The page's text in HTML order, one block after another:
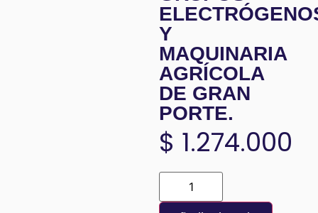
Y
MAQUINARIA
AGRÍCOLA
DE GRAN
PORTE.
$ 1.274.000